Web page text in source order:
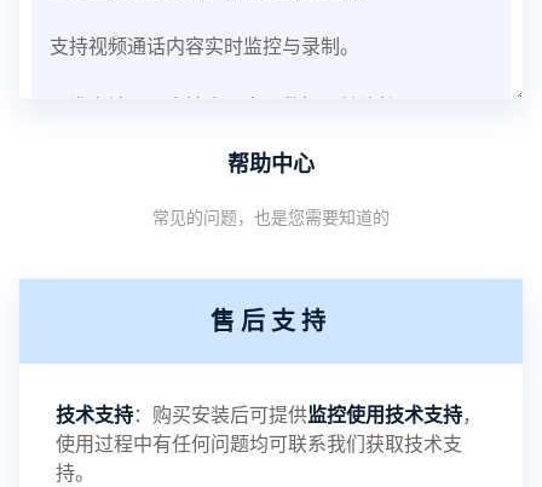
支持视频通话内容实时监控与录制。
增强离线数据缓存及智能上传功能，确保数据完
提升跨系统兼容性，支持更多机型和系统版本。
优化后台运行性能，降低设备功耗。
帮助中心
常见的问题，也是您需要知道的
售后支持
技术支持：购买安装后可提供监控使用技术支持，
使用过程中有任何问题均可联系我们获取技术支
持。